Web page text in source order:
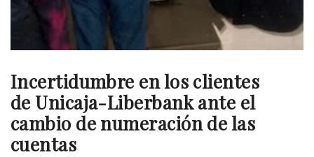
Incertidumbre en los clientes
de Unicaja-Liberbank ante el
cambio de numeración de las
cuentas